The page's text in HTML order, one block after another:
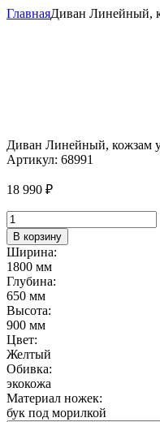
ГлавнаяДиван Линейный,
Диван Линейный, кожзам
Артикул: 68991
18 990 ₽
Количество
товара
Диван
Линейный,
кожзам
yellow
В корзину
Ширина:
1800 мм
Глубина:
650 мм
Высота:
900 мм
Цвет:
Желтый
Обивка:
экокожа
Материал ножек:
бук под морилкой